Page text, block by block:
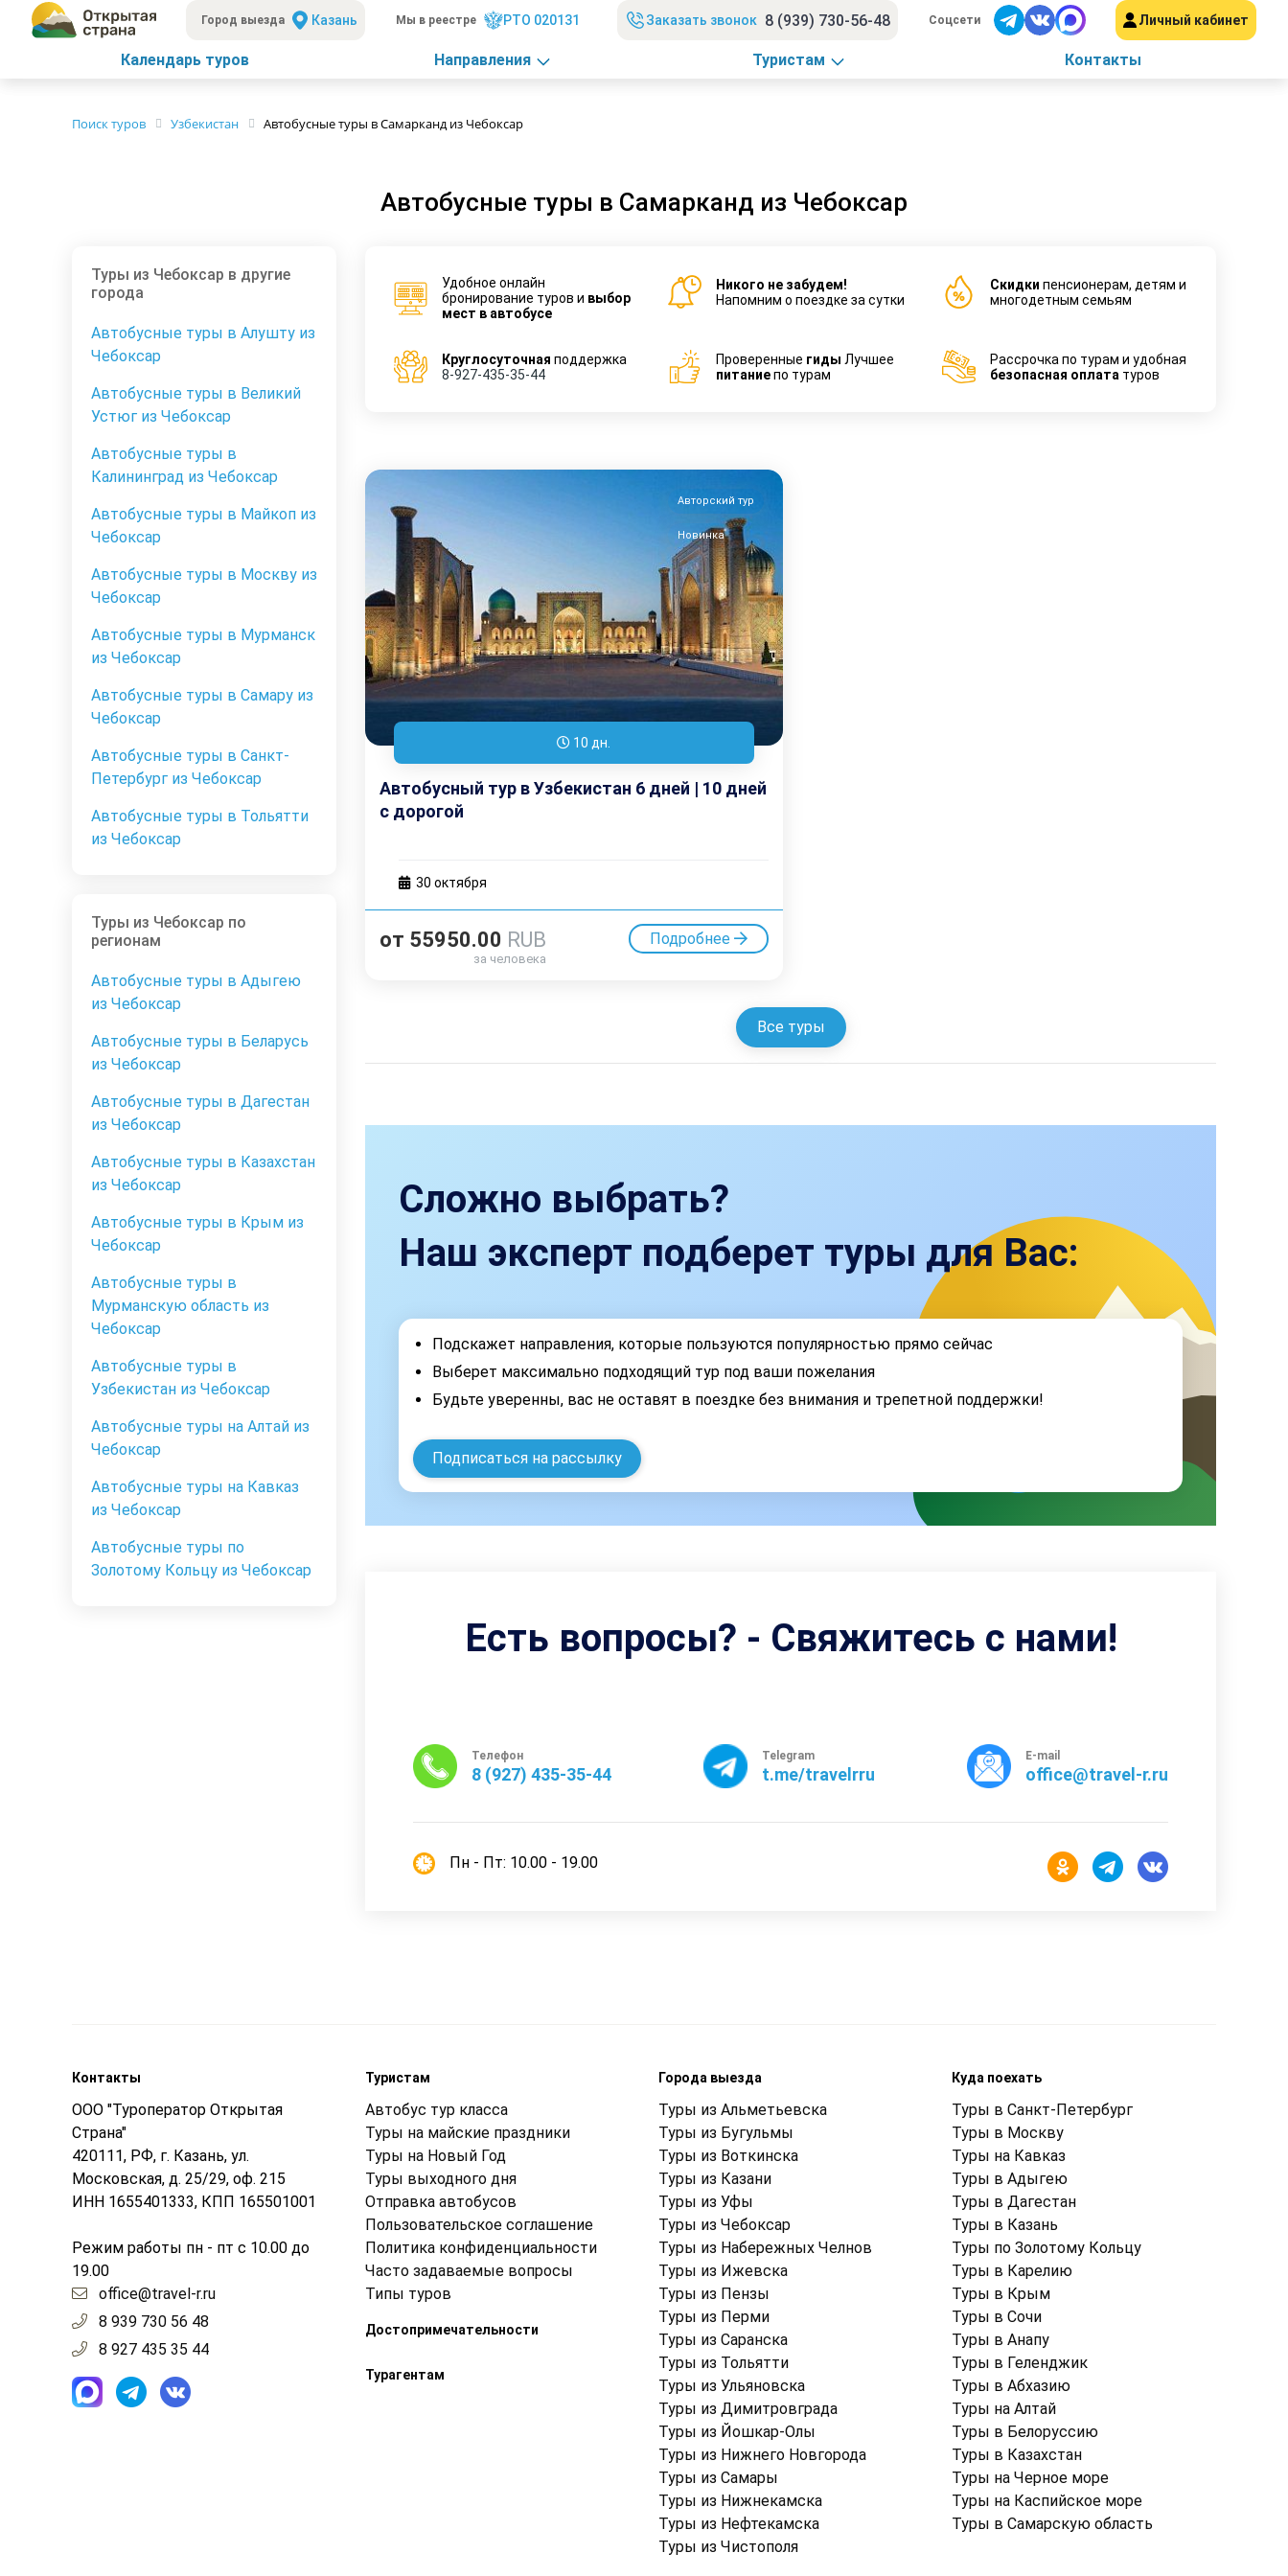
Город выезда Казань Мы в реестре РТО 020131 Заказать звонок 8 (939) 730-56-48 Соцсети Личный кабинет
Календарь туров Направления Туристам Контакты
Поиск туров Узбекистан Автобусные туры в Самарканд из Чебоксар
Автобусные туры в Самарканд из Чебоксар
Туры из Чебоксар в другие
города
Автобусные туры в Алушту из
Чебоксар
Автобусные туры в Великий
Устюг из Чебоксар
Автобусные туры в
Калининград из Чебоксар
Автобусные туры в Майкоп из
Чебоксар
Автобусные туры в Москву из
Чебоксар
Автобусные туры в Мурманск
из Чебоксар
Автобусные туры в Самару из
Чебоксар
Автобусные туры в Санкт-
Петербург из Чебоксар
Автобусные туры в Тольятти
из Чебоксар
Туры из Чебоксар по
регионам
Автобусные туры в Адыгею
из Чебоксар
Автобусные туры в Беларусь
из Чебоксар
Автобусные туры в Дагестан
из Чебоксар
Автобусные туры в Казахстан
из Чебоксар
Автобусные туры в Крым из
Чебоксар
Автобусные туры в
Мурманскую область из
Чебоксар
Автобусные туры в
Узбекистан из Чебоксар
Автобусные туры на Алтай из
Чебоксар
Автобусные туры на Кавказ
из Чебоксар
Автобусные туры по
Золотому Кольцу из Чебоксар
Удобное онлайн
бронирование туров и выбор
мест в автобусе
Никого не забудем!
Напомним о поездке за сутки
Cкидки пенсионерам, детям и
многодетным семьям
Круглосуточная поддержка
8-927-435-35-44
Проверенные гиды Лучшее
питаниепо турам
Рассрочка по турам и удобная
безопасная оплата туров
Авторский тур
Новинка
10 дн.
Автобусный тур в Узбекистан 6 дней | 10 дней
с дорогой
30 октября
от 55950.00 RUB
за человека
Подробнее
Все туры
Сложно выбрать?
Наш эксперт подберет туры для Вас:
Подскажет направления, которые пользуются популярностью прямо сейчас
Выберет максимально подходящий тур под ваши пожелания
Будьте уверенны, вас не оставят в поездке без внимания и трепетной поддержки!
Подписаться на рассылку
Есть вопросы? - Свяжитесь с нами!
Телефон
8 (927) 435-35-44
Telegram
t.me/travelrru
E-mail
office@travel-r.ru
Пн - Пт: 10.00 - 19.00
Контакты
ООО "Туроператор Открытая
Страна"
420111, РФ, г. Казань, ул.
Московская, д. 25/29, оф. 215
ИНН 1655401333, КПП 165501001
Режим работы пн - пт с 10.00 до
19.00
office@travel-r.ru
8 939 730 56 48
8 927 435 35 44
Туристам
Автобус тур класса
Туры на майские праздники
Туры на Новый Год
Туры выходного дня
Отправка автобусов
Пользовательское соглашение
Политика конфиденциальности
Часто задаваемые вопросы
Типы туров
Достопримечательности
Турагентам
Города выезда
Туры из Альметьевска
Туры из Бугульмы
Туры из Воткинска
Туры из Казани
Туры из Уфы
Туры из Чебоксар
Туры из Набережных Челнов
Туры из Ижевска
Туры из Пензы
Туры из Перми
Туры из Саранска
Туры из Тольятти
Туры из Ульяновска
Туры из Димитровграда
Туры из Йошкар-Олы
Туры из Нижнего Новгорода
Туры из Самары
Туры из Нижнекамска
Туры из Нефтекамска
Туры из Чистополя
Куда поехать
Туры в Санкт-Петербург
Туры в Москву
Туры на Кавказ
Туры в Адыгею
Туры в Дагестан
Туры в Казань
Туры по Золотому Кольцу
Туры в Карелию
Туры в Крым
Туры в Cочи
Туры в Анапу
Туры в Геленджик
Туры в Абхазию
Туры на Алтай
Туры в Белоруссию
Туры в Казахстан
Туры на Черное море
Туры на Каспийское море
Туры в Самарскую область